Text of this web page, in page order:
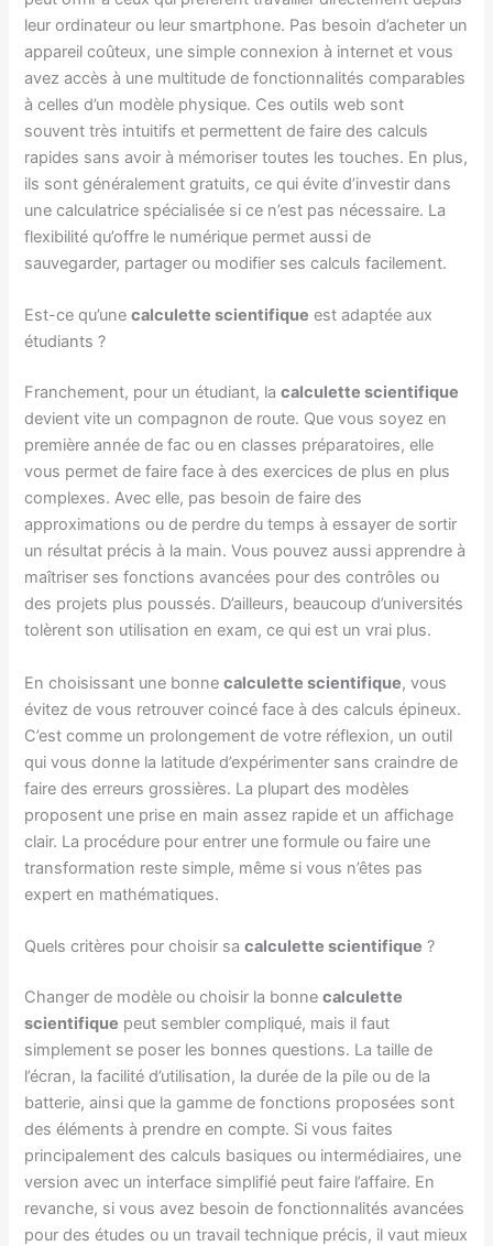
leur ordinateur ou leur smartphone. Pas besoin d’acheter un
appareil coûteux, une simple connexion à internet et vous
avez accès à une multitude de fonctionnalités comparables
à celles d’un modèle physique. Ces outils web sont
souvent très intuitifs et permettent de faire des calculs
rapides sans avoir à mémoriser toutes les touches. En plus,
ils sont généralement gratuits, ce qui évite d’investir dans
une calculatrice spécialisée si ce n’est pas nécessaire. La
flexibilité qu’offre le numérique permet aussi de
sauvegarder, partager ou modifier ses calculs facilement.
Est-ce qu’unecalculette scientifique est adaptée aux
étudiants ?
Franchement, pour un étudiant, lacalculette scientifique
devient vite un compagnon de route. Que vous soyez en
première année de fac ou en classes préparatoires, elle
vous permet de faire face à des exercices de plus en plus
complexes. Avec elle, pas besoin de faire des
approximations ou de perdre du temps à essayer de sortir
un résultat précis à la main. Vous pouvez aussi apprendre à
maîtriser ses fonctions avancées pour des contrôles ou
des projets plus poussés. D’ailleurs, beaucoup d’universités
tolèrent son utilisation en exam, ce qui est un vrai plus.
En choisissant une bonnecalculette scientifique, vous
évitez de vous retrouver coincé face à des calculs épineux.
C’est comme un prolongement de votre réflexion, un outil
qui vous donne la latitude d’expérimenter sans craindre de
faire des erreurs grossières. La plupart des modèles
proposent une prise en main assez rapide et un affichage
clair. La procédure pour entrer une formule ou faire une
transformation reste simple, même si vous n’êtes pas
expert en mathématiques.
Quels critères pour choisir sacalculette scientifique ?
Changer de modèle ou choisir la bonnecalculette
scientifique peut sembler compliqué, mais il faut
simplement se poser les bonnes questions. La taille de
l’écran, la facilité d’utilisation, la durée de la pile ou de la
batterie, ainsi que la gamme de fonctions proposées sont
des éléments à prendre en compte. Si vous faites
principalement des calculs basiques ou intermédiaires, une
version avec un interface simplifié peut faire l’affaire. En
revanche, si vous avez besoin de fonctionnalités avancées
pour des études ou un travail technique précis, il vaut mieux